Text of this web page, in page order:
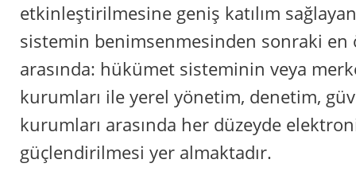
etkinleştirilmesine geniş katılım
sistemin benimsenmesinden sonraki en
arasında: hükümet sisteminin veya
kurumları ile yerel yönetim, denetim,
kurumları arasında her düzeyde
güçlendirilmesi yer almaktadır.